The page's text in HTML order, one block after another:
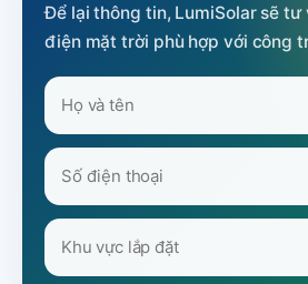
Để lại thông tin, LumiSolar sẽ tư
điện mặt trời phù hợp với công